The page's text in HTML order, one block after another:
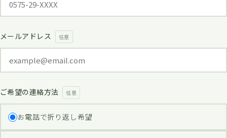
メールアドレス 任意
ご希望の連絡方法 任意
お電話で折り返し希望